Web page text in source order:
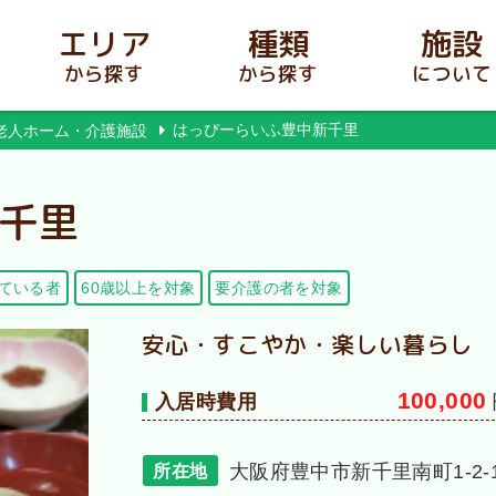
エリア
から探す
種類
から探す
施設
について
人ホーム・介護施設 はっぴーらいふ豊中新千里
里
いる者 60歳以上を対象 要介護の者を対象
安心・すこやか・楽しい暮らし
入居時費用 100,000
所在地 大阪府豊中市新千里南町1-2-